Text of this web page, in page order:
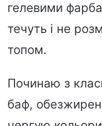
гелевими
течуть і не
топом.
Починаю з
баф,